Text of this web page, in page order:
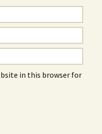
in this browser for